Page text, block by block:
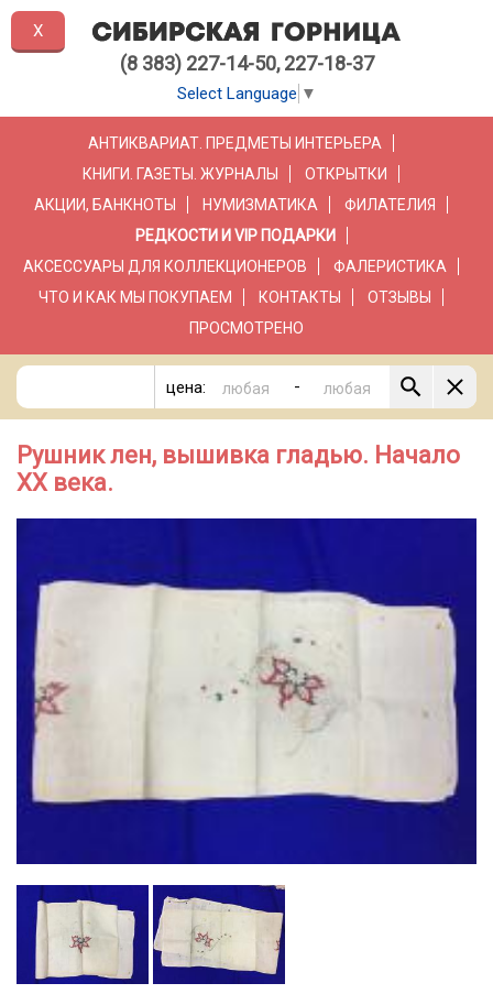
(8 383) 227-14-50, 227-18-37
Select Language ▼
АНТИКВАРИАТ. ПРЕДМЕТЫ ИНТЕРЬЕРА
КНИГИ. ГАЗЕТЫ. ЖУРНАЛЫ
ОТКРЫТКИ
АКЦИИ, БАНКНОТЫ
НУМИЗМАТИКА
ФИЛАТЕЛИЯ
РЕДКОСТИ И VIP ПОДАРКИ
АКСЕССУАРЫ ДЛЯ КОЛЛЕКЦИОНЕРОВ
ФАЛЕРИСТИКА
ЧТО И КАК МЫ ПОКУПАЕМ
КОНТАКТЫ
ОТЗЫВЫ
ПРОСМОТРЕНО
цена: -
Рушник лен, вышивка гладью. Начало
ХХ века.
X